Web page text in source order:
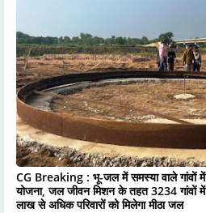
CG Breaking : भू-जल में समस्या वाले गांवों
योजना, जल जीवन मिशन के तहत 3234 गांवों में
लाख से अधिक परिवारों को मिलेगा मीठा जल